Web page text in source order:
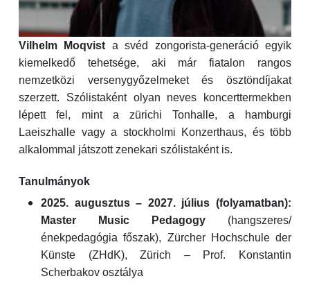
Vilhelm Moqvist a svéd zongorista-generáció egyik
kiemelkedő tehetsége, aki már fiatalon rangos
nemzetközi versenygyőzelmeket és ösztöndíjakat
szerzett. Szólistaként olyan neves koncerttermekben
lépett fel, mint a zürichi Tonhalle, a hamburgi
Laeiszhalle vagy a stockholmi Konzerthaus, és több
alkalommal játszott zenekari szólistaként is.
Tanulmányok
2025. augusztus – 2027. július (folyamatban):
Master Music Pedagogy (hangszeres/
énekpedagógia főszak), Zürcher Hochschule der
Künste (ZHdK), Zürich – Prof. Konstantin
Scherbakov osztálya